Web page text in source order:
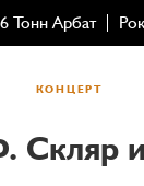
Тонн Арбат
КОНЦЕРТ
Скляр